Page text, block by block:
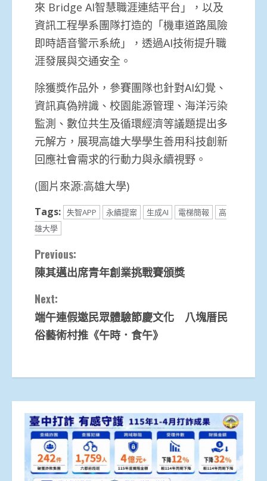
來 Bridge AI智慧職涯連結平台」，以及
資訊工程學系團隊打造的「機車道路風險
即時語音警示系統」，透過AI技術提升職
涯發展與交通安全。
除獲獎作品外，參賽團隊也針對AI幻覺、
資訊真偽辨識、校園能源管理、海洋污染
監測、數位共生及循環經濟等議題提出多
元解方，展現高雄大學學生善用科技創新
回應社會需求的行動力與永續視野。
(圖片來源:高雄大學)
Tags: 失智APP 永續提案 生成AI 電梯簡報
高
雄大學
Continue
Reading
Previous:
陳其邁出席青年創業挑戰賽頒獎
Next:
端午連假邀民眾體驗節慶文化 八塊厝民
俗藝術村推《午時．食午》